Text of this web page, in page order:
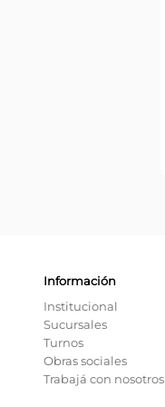
Información
Institucional
Sucursales
Turnos
Obras sociales
Trabajá con nosotros